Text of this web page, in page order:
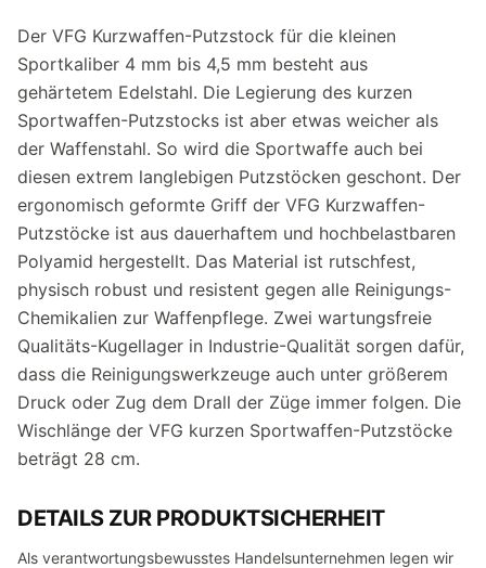
Der VFG Kurzwaffen-Putzstock für die kleinen
Sportkaliber 4 mm bis 4,5 mm besteht aus
gehärtetem Edelstahl. Die Legierung des kurzen
Sportwaffen-Putzstocks ist aber etwas weicher als
der Waffenstahl. So wird die Sportwaffe auch bei
diesen extrem langlebigen Putzstöcken geschont. Der
ergonomisch geformte Griff der VFG Kurzwaffen-
Putzstöcke ist aus dauerhaftem und hochbelastbaren
Polyamid hergestellt. Das Material ist rutschfest,
physisch robust und resistent gegen alle Reinigungs-
Chemikalien zur Waffenpflege. Zwei wartungsfreie
Qualitäts-Kugellager in Industrie-Qualität sorgen dafür,
dass die Reinigungswerkzeuge auch unter größerem
Druck oder Zug dem Drall der Züge immer folgen. Die
Wischlänge der VFG kurzen Sportwaffen-Putzstöcke
beträgt 28 cm.
DETAILS ZUR PRODUKTSICHERHEIT
Als verantwortungsbewusstes Handelsunternehmen legen wir